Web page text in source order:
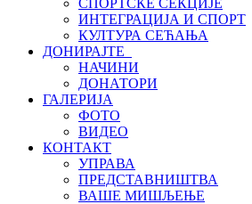
ИНТЕГРАЦИЈА И СПОРТ
КУЛТУРА СЕЋАЊА
ДОНИРАЈТЕ
НАЧИНИ
ДОНАТОРИ
ГАЛЕРИЈА
ФОТО
ВИДЕО
КОНТАКТ
УПРАВА
ПРЕДСТАВНИШТВА
ВАШЕ МИШЉЕЊЕ